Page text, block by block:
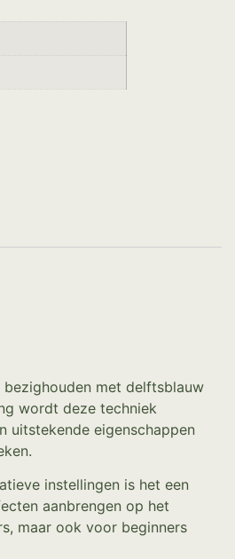
met delftsblauw
wordt deze techniek
uitstekende eigenschappen
instellingen is het een
aanbrengen op het
maar ook voor beginners